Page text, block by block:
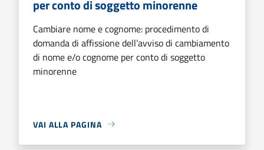
per conto di soggetto minorenne
Cambiare nome e cognome: procedimento di
domanda di affissione dell’avviso di cambiamento
di nome e/o cognome per conto di soggetto
minorenne
VAI ALLA PAGINA